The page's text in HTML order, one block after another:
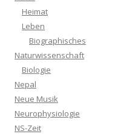
Heimat
Leben
Biographisches
Naturwissenschaft
Biologie
Nepal
Neue Musik
Neurophysiologie
NS-Zeit